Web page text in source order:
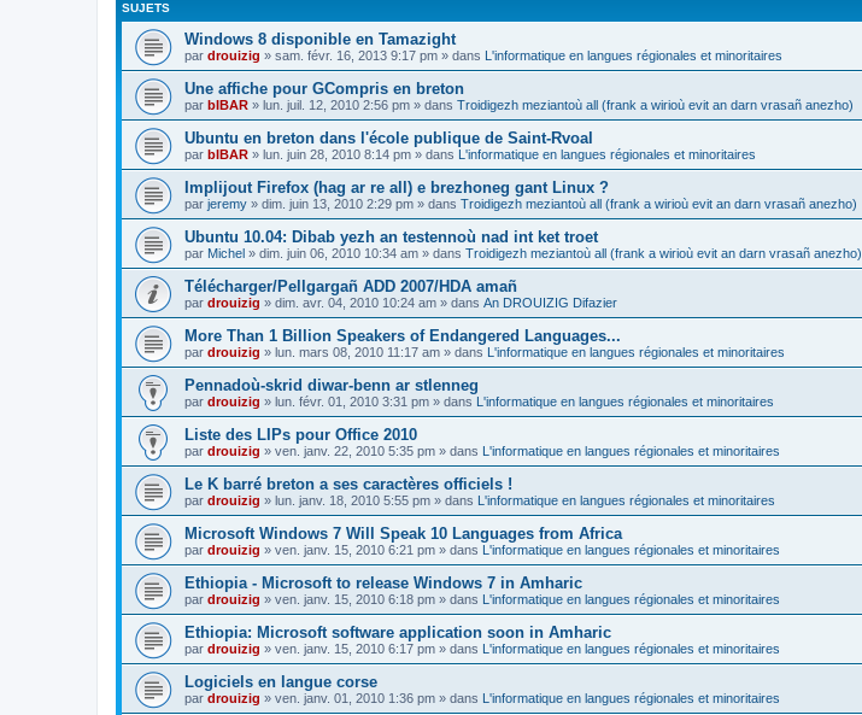
SUJETS
Windows 8 disponible en Tamazight
par drouizig » sam. févr. 16, 2013 9:17 pm » dans L'informatique en langues régionales et minoritaires
Une affiche pour GCompris en breton
par bIBAR » lun. juil. 12, 2010 2:56 pm » dans Troidigezh meziantoù all (frank a wirioù evit an darn vrasañ anezho)
Ubuntu en breton dans l'école publique de Saint-Rvoal
par bIBAR » lun. juin 28, 2010 8:14 pm » dans L'informatique en langues régionales et minoritaires
Implijout Firefox (hag ar re all) e brezhoneg gant Linux ?
par jeremy » dim. juin 13, 2010 2:29 pm » dans Troidigezh meziantoù all (frank a wirioù evit an darn vrasañ anezho)
Ubuntu 10.04: Dibab yezh an testennoù nad int ket troet
par Michel » dim. juin 06, 2010 10:34 am » dans Troidigezh meziantoù all (frank a wirioù evit an darn vrasañ anezho)
Télécharger/Pellgargañ ADD 2007/HDA amañ
par drouizig » dim. avr. 04, 2010 10:24 am » dans An DROUIZIG Difazier
More Than 1 Billion Speakers of Endangered Languages...
par drouizig » lun. mars 08, 2010 11:17 am » dans L'informatique en langues régionales et minoritaires
Pennadoù-skrid diwar-benn ar stlenneg
par drouizig » lun. févr. 01, 2010 3:31 pm » dans L'informatique en langues régionales et minoritaires
Liste des LIPs pour Office 2010
par drouizig » ven. janv. 22, 2010 5:35 pm » dans L'informatique en langues régionales et minoritaires
Le K barré breton a ses caractères officiels !
par drouizig » lun. janv. 18, 2010 5:55 pm » dans L'informatique en langues régionales et minoritaires
Microsoft Windows 7 Will Speak 10 Languages from Africa
par drouizig » ven. janv. 15, 2010 6:21 pm » dans L'informatique en langues régionales et minoritaires
Ethiopia - Microsoft to release Windows 7 in Amharic
par drouizig » ven. janv. 15, 2010 6:18 pm » dans L'informatique en langues régionales et minoritaires
Ethiopia: Microsoft software application soon in Amharic
par drouizig » ven. janv. 15, 2010 6:17 pm » dans L'informatique en langues régionales et minoritaires
Logiciels en langue corse
par drouizig » ven. janv. 01, 2010 1:36 pm » dans L'informatique en langues régionales et minoritaires